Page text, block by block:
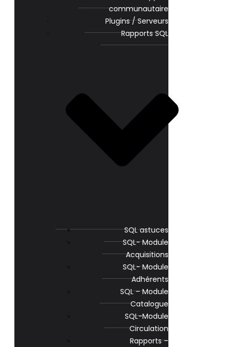
communautaire
Plugins / Serveurs
Rapports SQL
SQL astuces
SQL- Module
Acquisitions
SQL- Module
Adhérents
SQL – Module
Catalogue
SQL-Module
Circulation
Rapports –